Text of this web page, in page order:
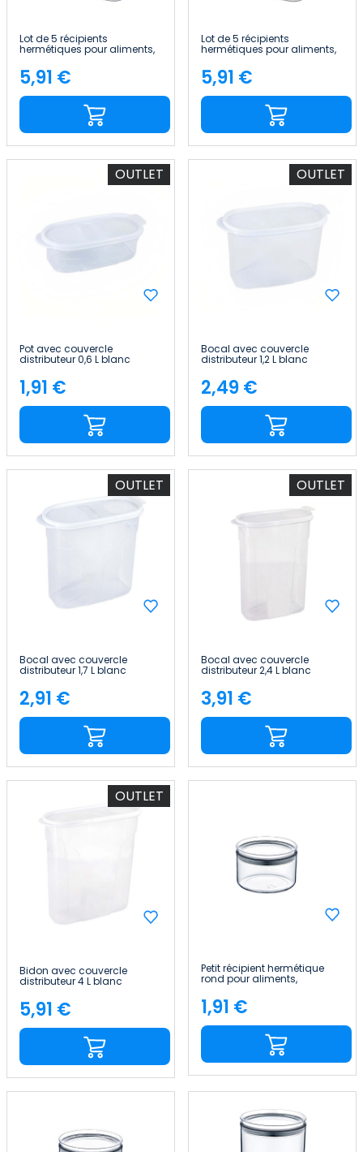
Lot de 5 récipients
hermétiques pour aliments,
de forme rectangulaire
7house
Price
5,91 €
Lot de 5 récipients
hermétiques pour aliments,
de forme rectangulaire
7house
Price
5,91 €
OUTLET
Pot avec couvercle
distributeur 0,6 L blanc
Price
1,91 €
OUTLET
Bocal avec couvercle
distributeur 1,2 L blanc
Price
2,49 €
OUTLET
Bocal avec couvercle
distributeur 1,7 L blanc
Price
2,91 €
OUTLET
Bocal avec couvercle
distributeur 2,4 L blanc
Price
3,91 €
OUTLET
Bidon avec couvercle
distributeur 4 L blanc
Price
5,91 €
Petit récipient hermétique
rond pour aliments,
Ø10.5x7.5cm 7house
Price
1,91 €